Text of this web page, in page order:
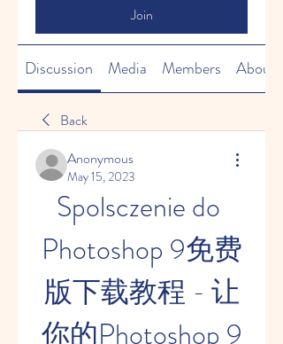
Join
Discussion Media Members About
Back
Anonymous
May 15, 2023
Spolsczenie do
Photoshop 9免费
版下载教程 - 让
你的Photoshop 9